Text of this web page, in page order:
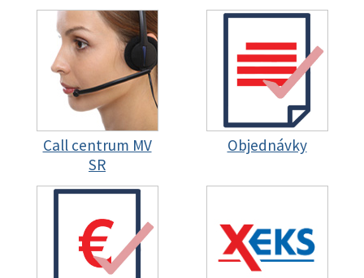
Call centrum MV
SR
Objednávky